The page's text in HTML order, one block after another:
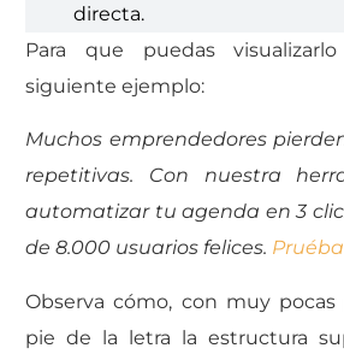
directa.
Para que puedas
siguiente ejemplo:
Muchos emprendedores
repetitivas. Con nuestra
automatizar tu agenda en 3
de 8.000 usuarios felices.
Observa cómo, con muy pocas
pie de la letra la estructura